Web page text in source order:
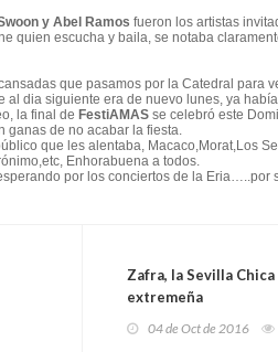
y Abel Ramos fueron los artistas
quien escucha y baila, se notaba
que pasamos por la Catedral para
dia siguiente era de nuevo lunes, ya
la final de FestiAMAS se celebró este
ganas de no acabar la fiesta.
que les alentaba, Macaco,Morat,Los
Enhorabuena a todos.
por los conciertos de la Eria…..por
Zafra, la Sevilla Chica
extremeña
04 de Oct de 2016